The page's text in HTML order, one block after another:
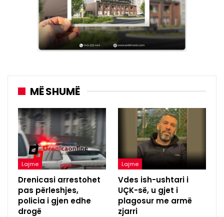
MË SHUMË
Lajme
Drenicasi arrestohet
pas përleshjes,
policia i gjen edhe
drogë
Lajme
Vdes ish-ushtari i
UÇK-së, u gjet i
plagosur me armë
zjarri